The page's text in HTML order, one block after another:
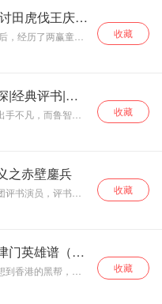
竞争或分合，或争
进程、岁月的变
下，皆是人性的
田虎伐王庆征
，经历了两赢童贯
然而受到朝延内
立足朝野。此时
山好汉北上御
辽帝献来降书顺
北田虎起义军来
较量，终将田虎
徽宗急调宋江等
梁山好汉十之亡
等，爱好型写手。
歌。五岁开始听
著新书，有声动
著的代表作有：
龙虎风云会》
义》《三侠剑后
收藏
经典评书|四
不凡，而鲁智深
仇、爱抱打不平
《水浒传》的魅
提辖只是一个低级
司赏识，同事尊
得开，并且，他
女性的人物。 本
述花和尚的侠肝
江湖快意恩仇的同
人生大智慧。
收藏
之赤壁鏖兵
书演员，评书表
的众家优长 使这部
，现场评说《三国
收藏
门英雄谱（津
香港的黑帮，不
地曾经也有非常
，不过却是兴盛
收藏